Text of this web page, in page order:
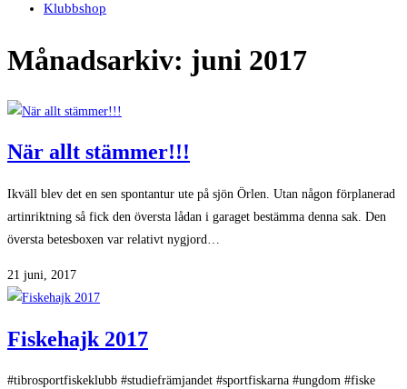
Klubbshop
Månadsarkiv: juni 2017
När allt stämmer!!!
Ikväll blev det en sen spontantur ute på sjön Örlen. Utan någon förplanerad
artinriktning så fick den översta lådan i garaget bestämma denna sak. Den
översta betesboxen var relativt nygjord…
21 juni, 2017
Fiskehajk 2017
#tibrosportfiskeklubb #studiefrämjandet #sportfiskarna #ungdom #fiske